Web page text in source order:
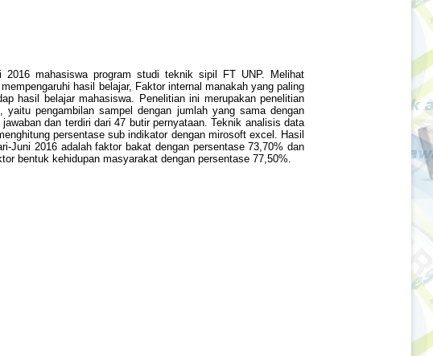
mahasiswa program studi teknik sipil FT UNP. Melihat
hasil belajar, Faktor internal manakah yang paling
hasil belajar mahasiswa. Penelitian ini merupakan penelitian
pengambilan sampel dengan jumlah yang sama dengan
dan terdiri dari 47 butir pernyataan. Teknik analisis data
persentase sub indikator dengan mirosoft excel. Hasil
Juni 2016 adalah faktor bakat dengan persentase 73,70% dan
bentuk kehidupan masyarakat dengan persentase 77,50%.